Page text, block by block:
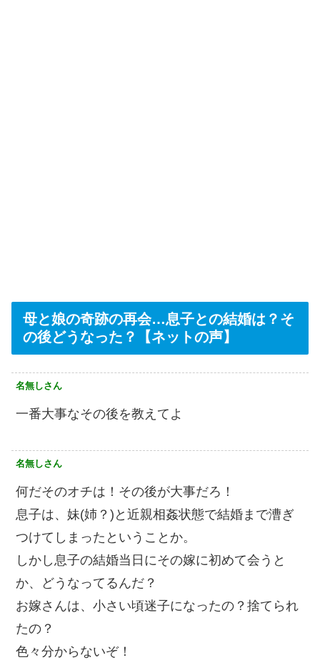
母と娘の奇跡の再会…息子との結婚は？そ
の後どうなった？【ネットの声】
名無しさん
一番大事なその後を教えてよ
名無しさん
何だそのオチは！その後が大事だろ！
息子は、妹(姉？)と近親相姦状態で結婚まで漕ぎ
つけてしまったということか。
しかし息子の結婚当日にその嫁に初めて会うと
か、どうなってるんだ？
お嫁さんは、小さい頃迷子になったの？捨てられ
たの？
色々分からないぞ！